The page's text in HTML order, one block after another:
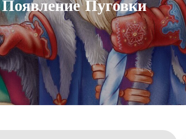
Появление Пуговки